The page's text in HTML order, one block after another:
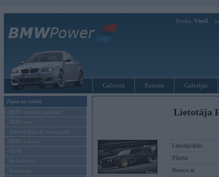
Sveiks, Viesi!
Galvenā Forums Galerijas
Ziņas un raksti
BMW modeļu jaunumi
BMW testi
Tehnoloģijas & sasniegumi
BMW Latvijā
MINI
Rolls-Royce
Pasākumi
Lietotāja
Lietotājvārds:
Pilsēta:
Braucu ar: